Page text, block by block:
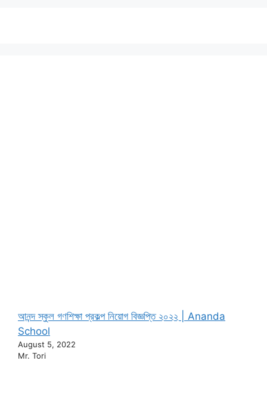
আনন্দ স্কুল গণশিক্ষা প্রকল্প নিয়োগ বিজ্ঞপ্তি ২০২২ | Ananda
School
August 5, 2022
Mr. Tori